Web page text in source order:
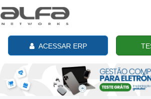
ACESSAR ERP